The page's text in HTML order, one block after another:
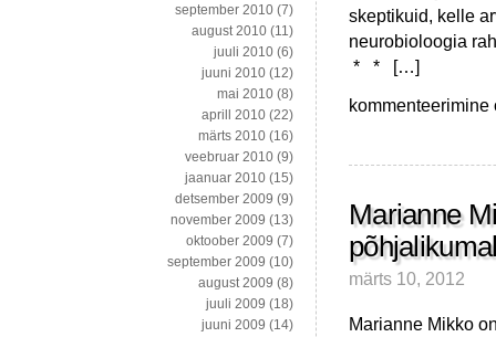
skeptikuid, kelle
neurobioloogia
* * […]
Huvitavaid
viimase
algusesse
Marianne
märts 10, 2012
Marianne Mikko
september 2010 (7)
august 2010 (11)
juuli 2010 (6)
juuni 2010 (12)
mai 2010 (8)
aprill 2010 (22)
märts 2010 (16)
veebruar 2010 (9)
jaanuar 2010 (15)
detsember 2009 (9)
november 2009 (13)
oktoober 2009 (7)
september 2009 (10)
august 2009 (8)
juuli 2009 (18)
juuni 2009 (14)